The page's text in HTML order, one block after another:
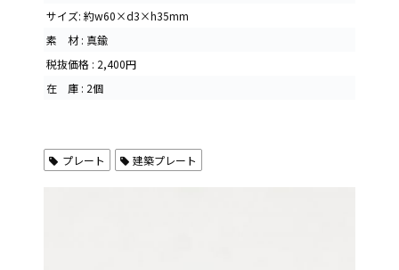
サイズ: 約w60×d3×h35mm
素 材 : 真鍮
税抜価格 : 2,400円
在 庫 : 2個
プレート 建築プレート